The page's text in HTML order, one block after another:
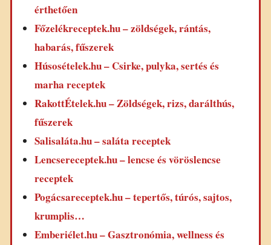
érthetően
Főzelékreceptek.hu – zöldségek, rántás,
habarás, fűszerek
Húsosételek.hu – Csirke, pulyka, sertés és
marha receptek
RakottÉtelek.hu – Zöldségek, rizs, darálthús,
fűszerek
Salisaláta.hu – saláta receptek
Lencsereceptek.hu – lencse és vöröslencse
receptek
Pogácsareceptek.hu – tepertős, túrós, sajtos,
krumplis…
Emberiélet.hu – Gasztronómia, wellness és